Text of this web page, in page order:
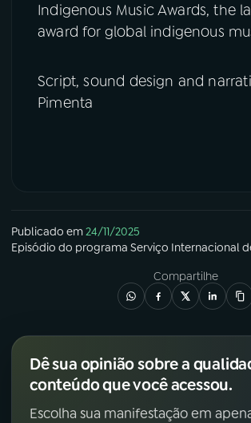
Indigenous Music Awards, the
award for global indigenous
Script, sound design and
Pimenta
Publicado em24/11/2025
Episódio do programa Serviço Internacional
Compartilhe
Dê sua opinião sobre a
conteúdo que você acessou.
Escolha sua manifestação em